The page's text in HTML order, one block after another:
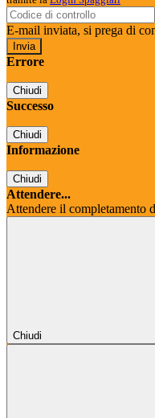
E-mail inviata, si prega di
Errore
Chiudi
Successo
Chiudi
Informazione
Chiudi
Attendere...
Attendere il completamento
Chiudi